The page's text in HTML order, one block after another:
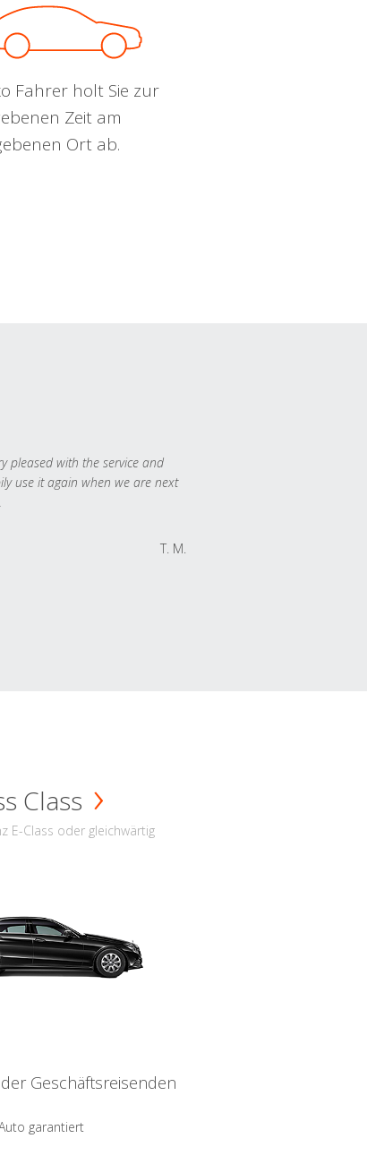
Fahrer holt Sie zur
Zeit am
Ort ab.
pleased with the service and
use it again when we are next
T. M.
Class
E-Class oder gleichwärtig
Geschäftsreisenden
garantiert